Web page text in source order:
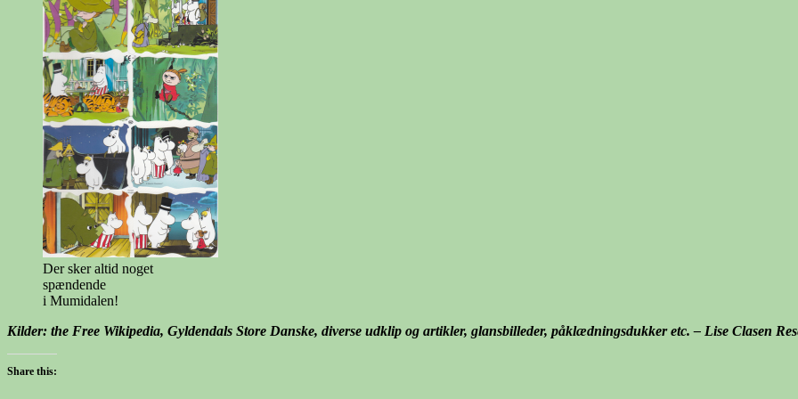
Der sker altid noget
spændende
i Mumidalen!
Kilder: the Free Wikipedia, Gyldendals Store Danske, diverse udklip og artikler, glansbilleder, påklædningsdukker etc. – Lise Clasen
Share this: